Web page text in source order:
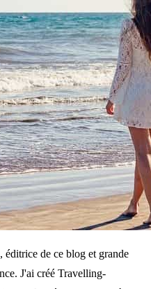
éditrice de ce blog et grande
J'ai créé Travelling-